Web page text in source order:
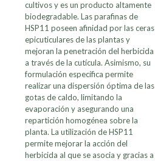
cultivos y es un producto altamente
biodegradable. Las parafinas de
HSP11 poseen afinidad por las ceras
epicuticulares de las plantas y
mejoran la penetración del herbicida
a través de la cutícula. Asimismo, su
formulación específica permite
realizar una dispersión óptima de las
gotas de caldo, limitando la
evaporación y asegurando una
repartición homogénea sobre la
planta. La utilización de HSP11
permite mejorar la acción del
herbicida al que se asocia y gracias a